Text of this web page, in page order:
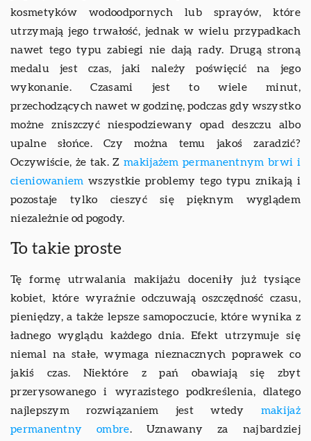
kosmetyków wodoodpornych lub sprayów, które
utrzymają jego trwałość, jednak w wielu przypadkach
nawet tego typu zabiegi nie dają rady. Drugą stroną
medalu jest czas, jaki należy poświęcić na jego
wykonanie. Czasami jest to wiele minut,
przechodzących nawet w godzinę, podczas gdy wszystko
możne zniszczyć niespodziewany opad deszczu albo
upalne słońce. Czy można temu jakoś zaradzić?
Oczywiście, że tak. Z makijażem permanentnym brwi i
cieniowaniem wszystkie problemy tego typu znikają i
pozostaje tylko cieszyć się pięknym wyglądem
niezależnie od pogody.
To takie proste
Tę formę utrwalania makijażu doceniły już tysiące
kobiet, które wyraźnie odczuwają oszczędność czasu,
pieniędzy, a także lepsze samopoczucie, które wynika z
ładnego wyglądu każdego dnia. Efekt utrzymuje się
niemal na stałe, wymaga nieznacznych poprawek co
jakiś czas. Niektóre z pań obawiają się zbyt
przerysowanego i wyrazistego podkreślenia, dlatego
najlepszym rozwiązaniem jest wtedy makijaż
permanentny ombre. Uznawany za najbardziej